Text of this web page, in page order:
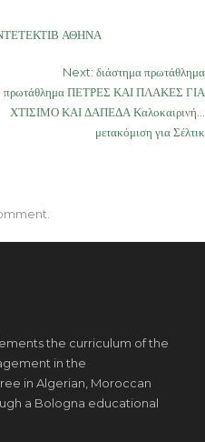
ΑΘΗΝΑ
Next: διάστημα πρωτάθλημα
πρωτάθλημα ΠΕΤΡΕΣ ΚΑΙ ΠΛΑΚΕΣ ΓΙΑ
ΧΤΙΣΙΜΟ ΚΑΙ ΔΑΠΕΔΑ Καλοκαιρινή…
μετακόμιση για Σέλτικ
the curriculum of the
in the
in Algerian, Moroccan
a Bologna educational